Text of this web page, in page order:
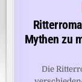
Mythen zu
Die